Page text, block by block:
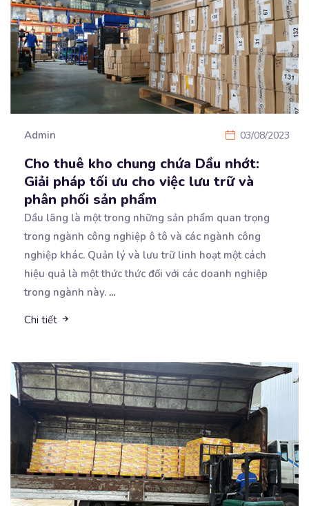
Admin 03/08/2023
Cho thuê kho chung chứa Dầu nhớt:
Giải pháp tối ưu cho việc lưu trữ và
phân phối sản phẩm
Dầu lãng là một trong những sản phẩm quan trọng
trong ngành công nghiệp ô tô và các ngành công
nghiệp khác. Quản lý và lưu trữ linh hoạt một cách
hiệu quả là một thức thức đối với các doanh nghiệp
trong ngành này. ...
Chi tiết